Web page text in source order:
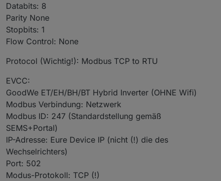
Databits: 8
Parity None
Stopbits: 1
Flow Control: None
Protocol (Wichtig!): Modbus TCP to RTU
EVCC:
GoodWe ET/EH/BH/BT Hybrid Inverter (OHNE Wifi)
Modbus Verbindung: Netzwerk
Modbus ID: 247 (Standardstellung gemäß
SEMS+Portal)
IP-Adresse: Eure Device IP (nicht (!) die des
Wechselrichters)
Port: 502
Modus-Protokoll: TCP (!)